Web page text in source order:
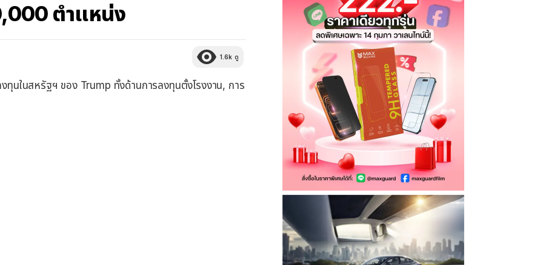
ตำแหน่ง
1.6k ดู
ทุนในสหรัฐฯ ของ Trump ทั้งด้านการลงทุนตั้งโรงงาน, การ